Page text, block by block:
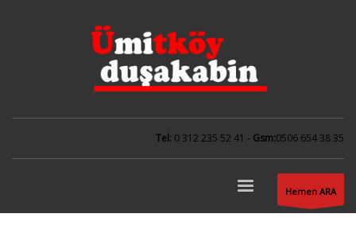
Tel: 0 312 235 52 41 - Gsm:0506 654 38 35
Hemen ARA